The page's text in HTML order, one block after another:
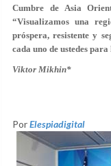
Cumbre de Asia
“Visualizamos una
próspera, resistente y
cada uno de ustedes
Viktor Mikhin*
PorElespiadigital